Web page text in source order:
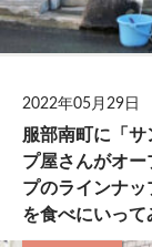
2022年05月29日
服部南町に「
プ屋さんがオ
プのラインナ
を食べにいって